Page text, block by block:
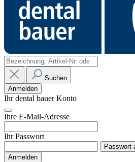
Suchen
Anmelden
Ihr dental bauer Konto
Ihre E-Mail-Adresse
Ihr Passwort
Passwort
Anmelden